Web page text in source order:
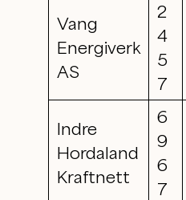
Vang
Energiverk
AS
2
4
5
7
Indre
Hordaland
Kraftnett
6
9
6
7